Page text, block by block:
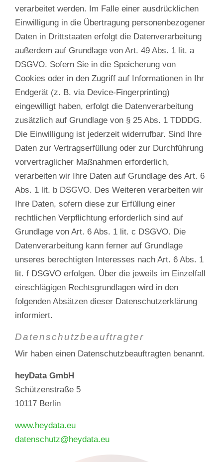
verarbeitet werden. Im Falle einer ausdrücklichen
Einwilligung in die Übertragung personenbezogener
Daten in Drittstaaten erfolgt die Datenverarbeitung
außerdem auf Grundlage von Art. 49 Abs. 1 lit. a
DSGVO. Sofern Sie in die Speicherung von
Cookies oder in den Zugriff auf Informationen in Ihr
Endgerät (z. B. via Device-Fingerprinting)
eingewilligt haben, erfolgt die Datenverarbeitung
zusätzlich auf Grundlage von § 25 Abs. 1 TDDDG.
Die Einwilligung ist jederzeit widerrufbar. Sind Ihre
Daten zur Vertragserfüllung oder zur Durchführung
vorvertraglicher Maßnahmen erforderlich,
verarbeiten wir Ihre Daten auf Grundlage des Art. 6
Abs. 1 lit. b DSGVO. Des Weiteren verarbeiten wir
Ihre Daten, sofern diese zur Erfüllung einer
rechtlichen Verpflichtung erforderlich sind auf
Grundlage von Art. 6 Abs. 1 lit. c DSGVO. Die
Datenverarbeitung kann ferner auf Grundlage
unseres berechtigten Interesses nach Art. 6 Abs. 1
lit. f DSGVO erfolgen. Über die jeweils im Einzelfall
einschlägigen Rechtsgrundlagen wird in den
folgenden Absätzen dieser Datenschutzerklärung
informiert.
Datenschutz­beauftragter
Wir haben einen Datenschutzbeauftragten benannt.
heyData GmbH
Schützenstraße 5
10117 Berlin
www.heydata.eu
datenschutz@heydata.eu